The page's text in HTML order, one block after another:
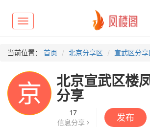
Toggle
navigation
当前位置： 首页 北京分享区 宣武区分享
京
北京宣武区楼
分享
17
信息分享
发布